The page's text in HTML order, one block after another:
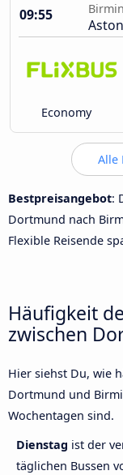
09:55
Economy
Alle
Bestpreisangebot:
Dortmund nach
Flexible Reisende
Häufigkeit
zwischen
Hier siehst Du, wie
Dortmund und
Wochentagen sind.
Dienstag ist der
täglichen Bussen